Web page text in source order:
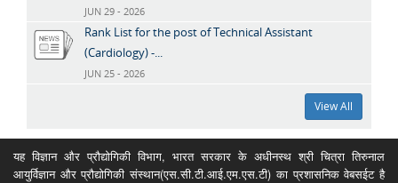
JUN 29 - 2026
Rank List for the post of Technical Assistant
(Cardiology) -...
JUN 25 - 2026
View All
यह विज्ञान और प्रौद्योगिकी विभाग, भारत सरकार के अधीनस्थ श्री चित्रा तिरुनाल
आयुर्विज्ञान और प्रौद्योगिकी संस्थान(एस.सी.टी.आई.एम.एस.टी) का प्रशासनिक वेबसईट है